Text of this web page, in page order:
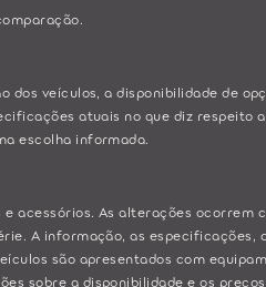
veículos, a disponibilidade de
atuais no que diz respeito
escolha informada.
acessórios. As alterações ocorrem
A informação, as especificações,
são apresentados com
sobre a disponibilidade e os preços